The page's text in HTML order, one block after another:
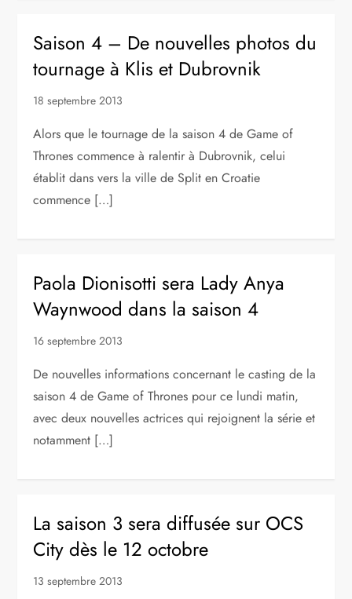
Saison 4 – De nouvelles photos du
tournage à Klis et Dubrovnik
18 septembre 2013
Alors que le tournage de la saison 4 de Game of
Thrones commence à ralentir à Dubrovnik, celui
établit dans vers la ville de Split en Croatie
commence […]
Paola Dionisotti sera Lady Anya
Waynwood dans la saison 4
16 septembre 2013
De nouvelles informations concernant le casting de la
saison 4 de Game of Thrones pour ce lundi matin,
avec deux nouvelles actrices qui rejoignent la série et
notamment […]
La saison 3 sera diffusée sur OCS
City dès le 12 octobre
13 septembre 2013